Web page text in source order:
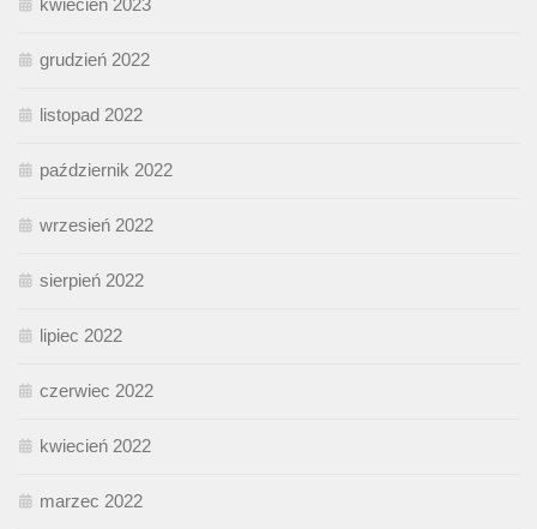
kwiecień 2023
grudzień 2022
listopad 2022
październik 2022
wrzesień 2022
sierpień 2022
lipiec 2022
czerwiec 2022
kwiecień 2022
marzec 2022